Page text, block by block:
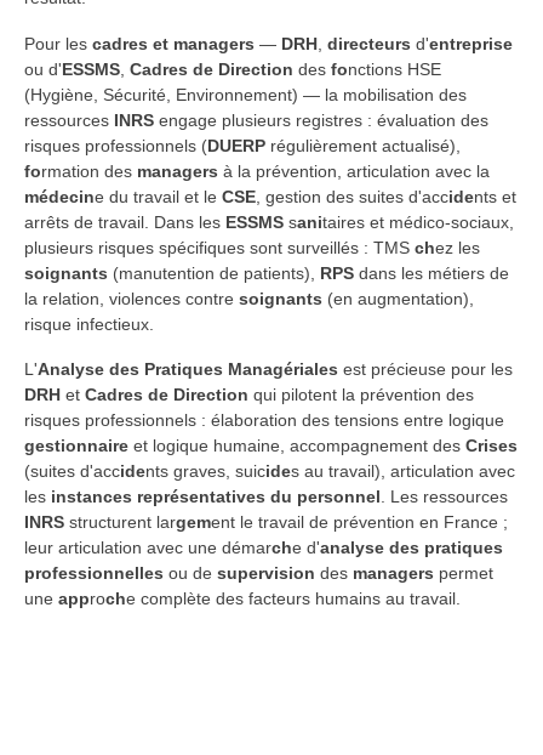
Pour les cadres et managers — DRH directeurs d'entreprise
ou d'ESSMS Cadres de Direction des fonctions HSE
(Hygiène, Sécurité, Environnement) — la mobilisation des
ressources INRS engage plusieurs registres : évaluation des
risques professionnels (DUERP régulièrement actualisé),
formation des managers à la prévention, articulation avec la
médecine du travail et le CSE , gestion des suites d'accidents et
arrêts de travail. Dans les ESSMS sanitaires et médico-sociaux,
plusieurs risques spécifiques sont surveillés : TMS chez les
soignants (manutention de patients), RPS dans les métiers de
la relation, violences contre soignants (en augmentation),
risque infectieux.
L'Analyse des Pratiques Managériales est précieuse pour les
DRH et Cadres de Direction qui pilotent la prévention des
risques professionnels : élaboration des tensions entre logique
gestionnaire et logique humaine, accompagnement des Crises
(suites d'accidents graves, suicides au travail), articulation avec
les instances représentatives du personnel. Les ressources
INRS structurent largement le travail de prévention en France ;
leur articulation avec une démarche d'analyse des pratiques
professionnelles ou de supervision des managers permet
une approche complète des facteurs humains au travail.